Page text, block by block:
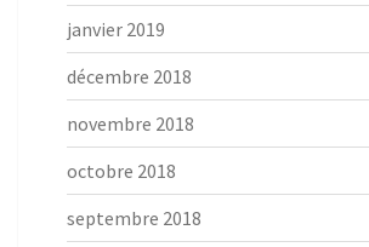
janvier 2019
décembre 2018
novembre 2018
octobre 2018
septembre 2018